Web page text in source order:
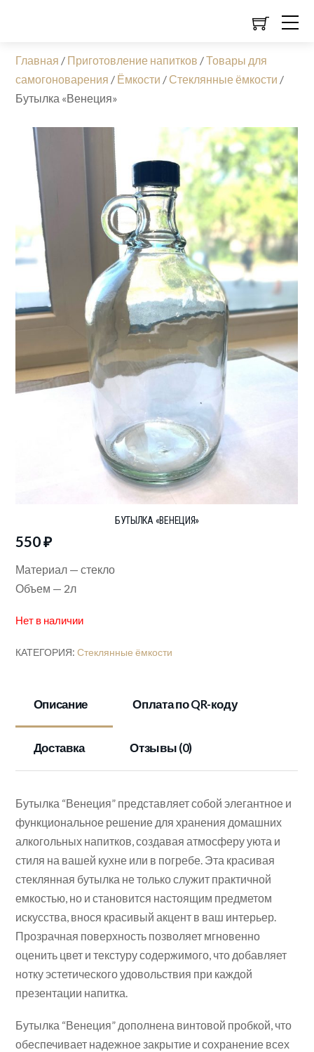
Главная / Приготовление напитков /Товары для
самогоноварения / Ёмкости / Стеклянные ёмкости /
Бутылка «Венеция»
БУТЫЛКА «ВЕНЕЦИЯ»
550₽
Материал — стекло
Объем — 2л
Нет в наличии
КАТЕГОРИЯ:Стеклянные ёмкости
Описание Оплата по QR-коду
Доставка Отзывы (0)
Бутылка “Венеция” представляет собой элегантное и
функциональное решение для хранения домашних
алкогольных напитков, создавая атмосферу уюта и
стиля на вашей кухне или в погребе. Эта красивая
стеклянная бутылка не только служит практичной
емкостью, но и становится настоящим предметом
искусства, внося красивый акцент в ваш интерьер.
Прозрачная поверхность позволяет мгновенно
оценить цвет и текстуру содержимого, что добавляет
нотку эстетического удовольствия при каждой
презентации напитка.
Бутылка “Венеция” дополнена винтовой пробкой, что
обеспечивает надежное закрытие и сохранение всех